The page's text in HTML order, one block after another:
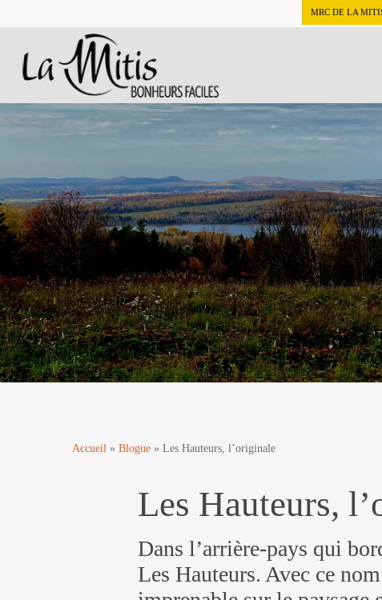
to
content
MRC DE LA
Accueil » Blogue » Les Hauteurs, l’originale
Les Hauteurs,
Dans l’arrière-pays qui
Les Hauteurs. Avec ce